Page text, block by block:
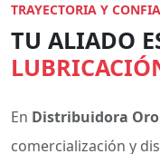
TRAYECTORIA Y
TU ALIADO
En Distribuidora
comercialización y